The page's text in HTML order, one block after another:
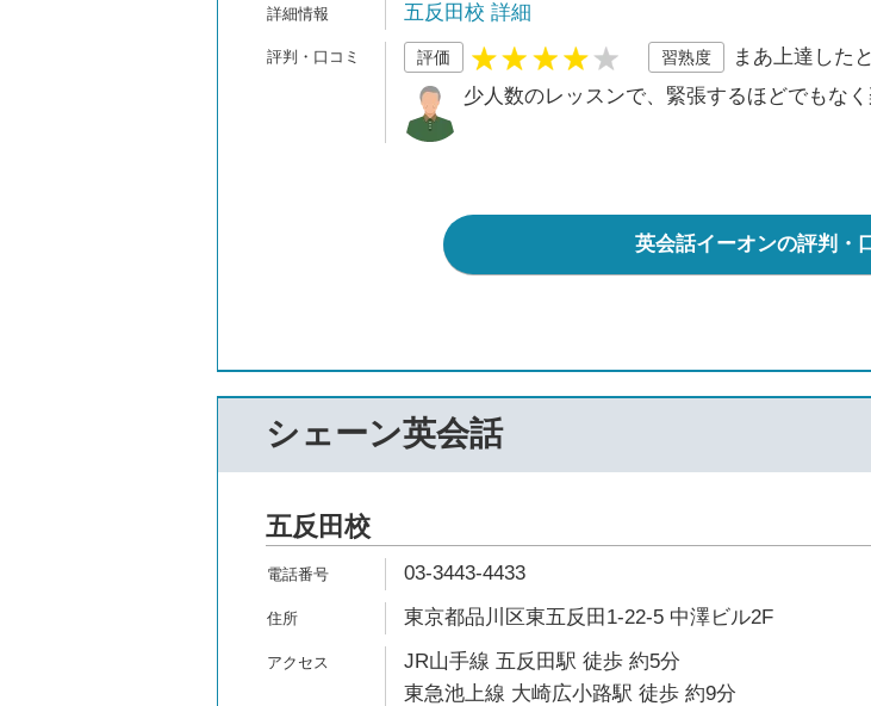
五反田校 詳細
評価 習熟度
まあ上達した
少人数のレッスンで、緊張するほどでもなく
英会話イーオンの評判・
シェーン英会話
五反田校
03-3443-4433
東京都品川区東五反田1-22-5 中澤ビル2F
JR山手線 五反田駅 徒歩 約5分
東急池上線 大崎広小路駅 徒歩 約9分